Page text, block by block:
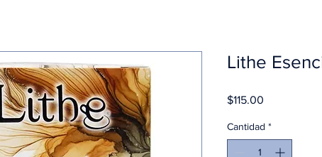
Lithe
$115.00
Cantidad *